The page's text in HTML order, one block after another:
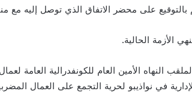
على محضر الاتفاق الذي توصل إليه مع
الأزمة الحالية.
النهاه الأمين العام للكونفدرالية العامة
في نواذيبو لحرية التجمع على العمال